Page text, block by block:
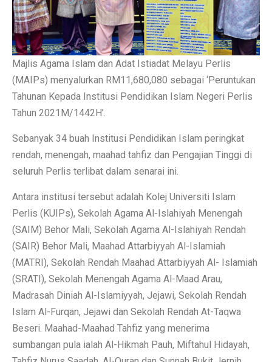
Majlis Agama Islam dan Adat Istiadat Melayu Perlis
(MAIPs) menyalurkan RM11,680,080 sebagai ‘Peruntukan
Tahunan Kepada Institusi Pendidikan Islam Negeri Perlis
Tahun 2021M/1442H’.
Sebanyak 34 buah Institusi Pendidikan Islam peringkat
rendah, menengah, maahad tahfiz dan Pengajian Tinggi di
seluruh Perlis terlibat dalam senarai ini.
Antara institusi tersebut adalah Kolej Universiti Islam
Perlis (KUIPs), Sekolah Agama Al-Islahiyah Menengah
(SAIM) Behor Mali, Sekolah Agama Al-Islahiyah Rendah
(SAIR) Behor Mali, Maahad Attarbiyyah Al-Islamiah
(MATRI), Sekolah Rendah Maahad Attarbiyyah Al- Islamiah
(SRATI), Sekolah Menengah Agama Al-Maad Arau,
Madrasah Diniah Al-Islamiyyah, Jejawi, Sekolah Rendah
Islam Al-Furqan, Jejawi dan Sekolah Rendah At-Taqwa
Beseri. Maahad-Maahad Tahfiz yang menerima
sumbangan pula ialah Al-Hikmah Pauh, Miftahul Hidayah,